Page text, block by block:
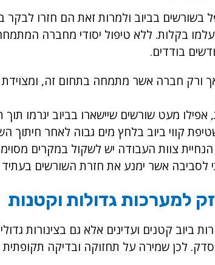
בשורשים בביוב ולמרות זאת הם חזרו
בקלות. ללא טיפול יסודי מחברה
בודדים.
אך ורק חברה אשר מתמחה בתחום זה,
מעט שורשים שיישארו בביוב יגרמו
קווי ביוב בלחץ מים גבוה לאחר חיתוך
צוות העבודה יש לשקול במקרים
לסביבה אשר ימנע את חזרת השורשים
למערכות גדולות וקטנות
ביוב קטנים ועדינים אלא גם בצינורות
סדק. לכן שמירה על תחזוקה ובדיקה